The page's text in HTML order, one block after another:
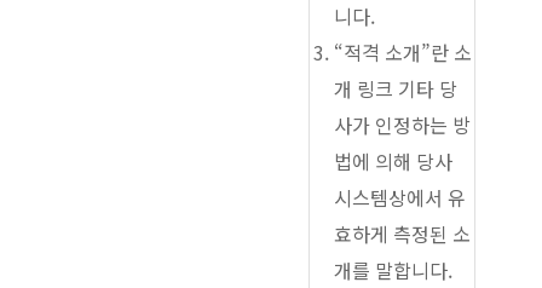
니다.
“적격 소개”란 소
개 링크 기타 당
사가 인정하는 방
법에 의해 당사
시스템상에서 유
효하게 측정된 소
개를 말합니다.